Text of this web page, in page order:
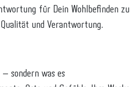
für Dein Wohlbefinden
und Verantwortung.
sondern was es